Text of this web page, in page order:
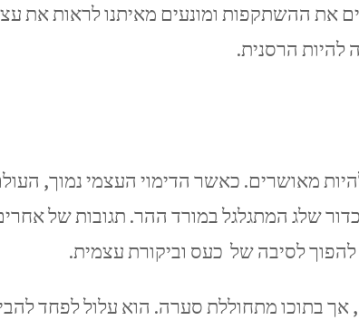
את ההשתקפות ומונעים מאיתנו לראות את
הרסנית.
מאושרים. כאשר הדימוי העצמי נמוך,
שלג המתגלגל במורד ההר. תגובות של
לסיבה של כעס וביקורת עצמית.
אך בתוכו מתחוללת סערה. הוא עלול לפחד